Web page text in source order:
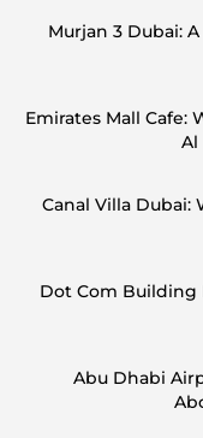
Murjan 3 Dubai:
Emirates Mall Cafe:
Al
Canal Villa Dubai:
Dot Com Building
Abu Dhabi